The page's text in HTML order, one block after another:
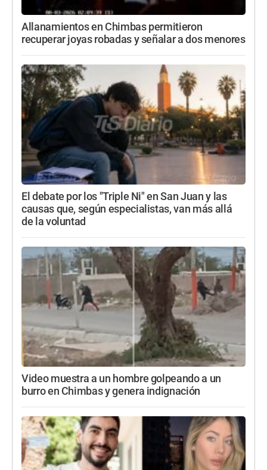
Allanamientos en Chimbas permitieron
recuperar joyas robadas y señalar a dos menores
El debate por los "Triple Ni" en San Juan y las
causas que, según especialistas, van más allá
de la voluntad
Video muestra a un hombre golpeando a un
burro en Chimbas y genera indignación